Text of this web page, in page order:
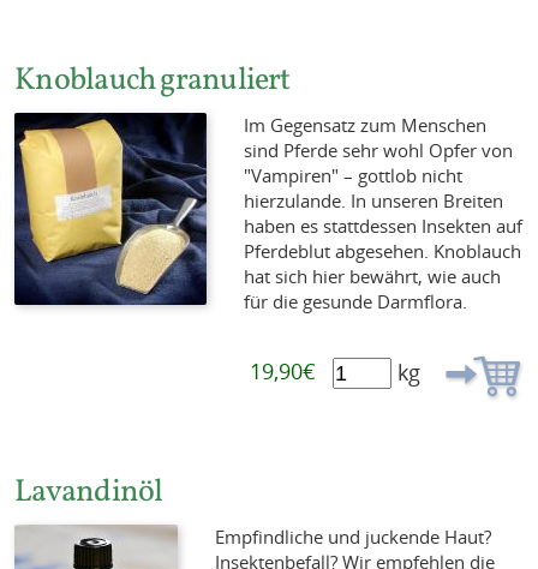
Knoblauch granuliert
Im Gegensatz zum Menschen
sind Pferde sehr wohl Opfer von
"Vampiren" – gottlob nicht
hierzulande. In unseren Breiten
haben es stattdessen Insekten auf
Pferdeblut abgesehen. Knoblauch
hat sich hier bewährt, wie auch
für die gesunde Darmflora.
19,90€ kg
Lavandinöl
Empfindliche und juckende Haut?
Insektenbefall? Wir empfehlen die